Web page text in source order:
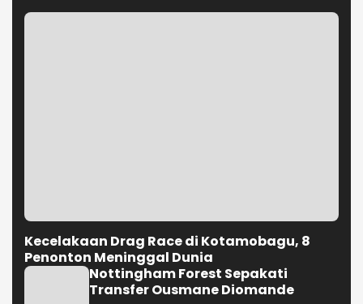
Kecelakaan Drag Race di Kotamobagu, 8
Penonton Meninggal Dunia
Nottingham Forest Sepakati
Transfer Ousmane Diomande